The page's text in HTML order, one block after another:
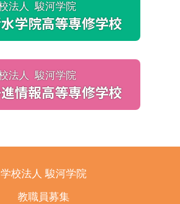
法人 駿河学院
学院高等専修学校
法人 駿河学院
情報高等専修学校
学校法人 駿河学院
教職員募集